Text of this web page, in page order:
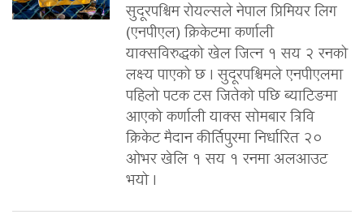
सुदूरपश्चिम रोयल्सले नेपाल प्रिमियर लिग
(एनपीएल) क्रिकेटमा कर्णाली
याक्सविरुद्धको खेल जित्न १ सय २ रनको
लक्ष्य पाएको छ । सुदूरपश्चिमले एनपीएलमा
पहिलो पटक टस जितेको पछि ब्याटिङमा
आएको कर्णाली याक्स सोमबार त्रिवि
क्रिकेट मैदान कीर्तिपुरमा निर्धारित २०
ओभर खेलि १ सय १ रनमा अलआउट
भयो ।